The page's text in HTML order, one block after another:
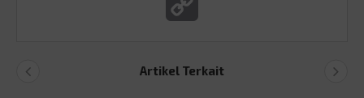
Artikel Terkait